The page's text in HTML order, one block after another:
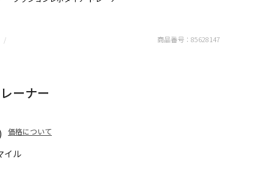
イル
ーナー
価格について
商品番号： 85628147